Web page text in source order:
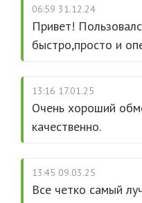
06:59 31.12.24
Привет!
быстро,просто и
13:16 17.01.25
Очень хороший
качественно.
13:45 09.03.25
Все четко самый